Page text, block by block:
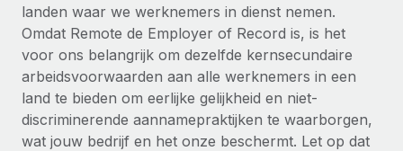
landen waar we werknemers in dienst nemen.
Omdat Remote de Employer of Record is, is het
voor ons belangrijk om dezelfde kernsecundaire
arbeidsvoorwaarden aan alle werknemers in een
land te bieden om eerlijke gelijkheid en niet-
discriminerende aannamepraktijken te waarborgen,
wat jouw bedrijf en het onze beschermt. Let op dat